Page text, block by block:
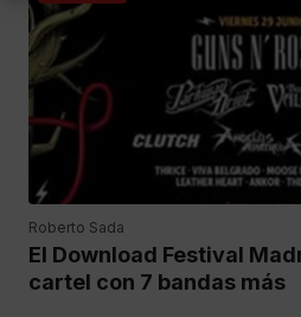
Roberto Sada
El Download Festival
cartel con 7 bandas más